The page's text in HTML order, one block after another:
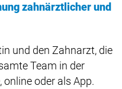
zahnärztlicher und
und den Zahnarzt, die
Team in der
oder als App.